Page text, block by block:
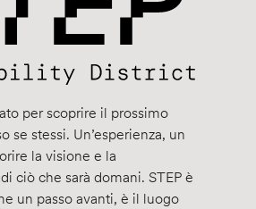
per scoprire il prossimo
se stessi. Un’esperienza, un
la visione e la
ciò che sarà domani. STEP è
un passo avanti, è il luogo